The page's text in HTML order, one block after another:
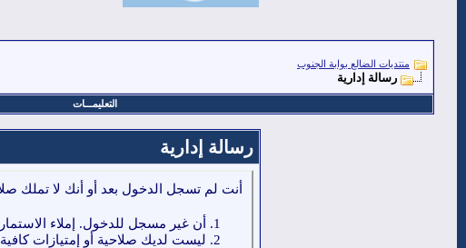
منتديات الضالع بوابة الجنوب
رسالة إدارية
التعليمـــات
رسالة إدارية
أنت لم تسجل الدخول بعد أو أنك لا تملك
أن غير مسجل للدخول. إملاء
ليست لديك صلاحية أو إمتيازات